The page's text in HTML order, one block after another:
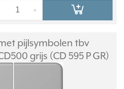
+
pijlsymbolen tbv
grijs (CD 595 P GR)